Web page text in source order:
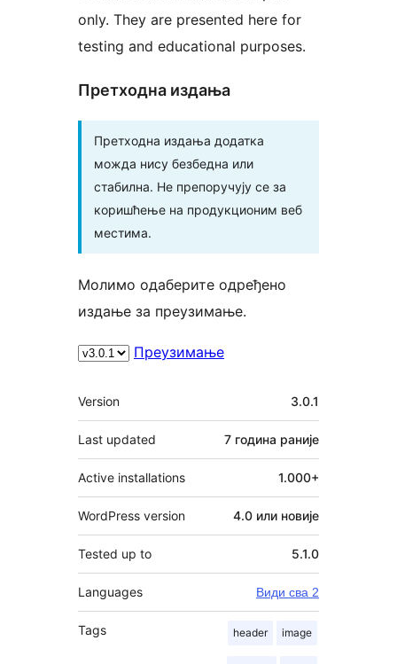
only. They are presented here for
testing and educational purposes.
Претходна издања
Претходна издања додатка
можда нису безбедна или
стабилна. Не препоручују се за
коришћење на продукционим веб
местима.
Молимо одаберите одређено
издање за преузимање.
Преузимање
Мета
Version 3.0.1
Last updated 7 година раније
Active installations 1.000+
WordPress version 4.0 или новије
Tested up to 5.1.0
Languages Види сва 2
Tags header image